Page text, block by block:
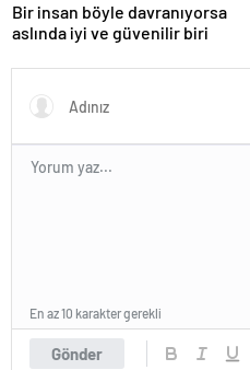
Bir insan böyle davranıyorsa
aslında iyi ve güvenilir biri
Gönder
En az 10 karakter gerekli